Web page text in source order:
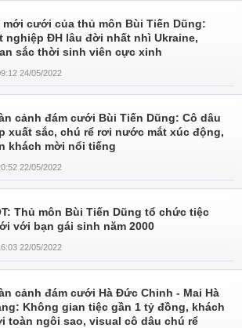
mới cưới của thủ môn Bùi Tiến Dũng:
nghiệp ĐH lâu đời nhất nhì Ukraine,
sắc thời sinh viên cực xinh
24/05/2022
cảnh đám cưới Bùi Tiến Dũng: Cô dâu
xuất sắc, chú rể rơi nước mắt xúc động,
khách mời nổi tiếng
22/05/2022
Thủ môn Bùi Tiến Dũng tổ chức tiệc
với bạn gái sinh năm 2000
22/05/2022
cảnh đám cưới Hà Đức Chinh - Mai Hà
Không gian tiệc gần 1 tỷ đồng, khách
toàn ngôi sao, visual cô dâu chú rể